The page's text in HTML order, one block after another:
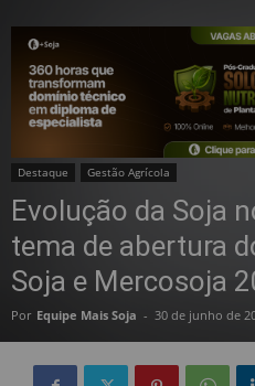
Destaque Gestão Agrícola
Evolução da Soja
tema de abertura
Soja e Mercosoja
Por Equipe Mais Soja - 30 de junho de